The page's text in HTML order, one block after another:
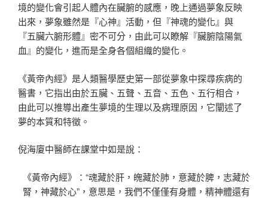
境的變化會引起人體內在臟腑的感應，晚上通過夢象反映
出來，夢象雖然是『心神』活動，但『神魂的變化』與
『五臟六腑形體』密不可分，由此可以瞭解『臟腑陰陽氣
血』的變化，進而是全身各個組織的變化。
《黃帝內經》是人類醫學歷史第一部從夢象中探尋疾病的
醫書，它指出由於五臟、五聲、五音、五色、五行相合，
由此可以推導出產生夢境的生理以及病理原因，它闡述了
夢的本質和特徵。
倪海廈中醫師在課堂中如是說：
《黃帝內經》：“魂藏於肝，魄藏於肺，意藏於脾，志藏於
腎，神藏於心”，意思是，我們不僅僅有身體，精神體還有